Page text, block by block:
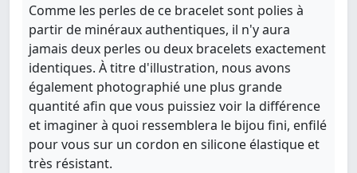
Comme les perles de ce bracelet sont polies à
partir de minéraux authentiques, il n'y aura
jamais deux perles ou deux bracelets exactement
identiques. À titre d'illustration, nous avons
également photographié une plus grande
quantité afin que vous puissiez voir la différence
et imaginer à quoi ressemblera le bijou fini, enfilé
pour vous sur un cordon en silicone élastique et
très résistant.